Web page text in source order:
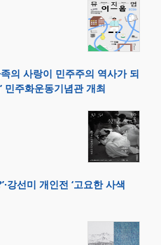
의 사랑이 민주주의 역사가 되
민주화운동기념관 개최
강선미 개인전 ‘고요한 사색